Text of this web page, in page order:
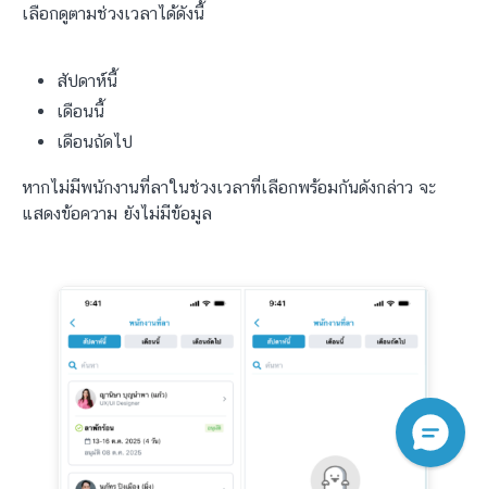
เลือกดูตามช่วงเวลาได้ดังนี้
สัปดาห์นี้
เดือนนี้
เดือนถัดไป
หากไม่มีพนักงานที่ลาในช่วงเวลาที่เลือกพร้อมกันดังกล่าว จะ
แสดงข้อความ ยังไม่มีข้อมูล